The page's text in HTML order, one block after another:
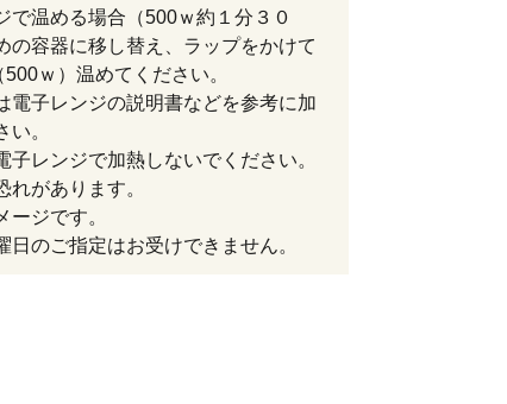
で温める場合（500ｗ約１分３０
の容器に移し替え、ラップをかけて
ｗ）温めてください。
電子レンジの説明書などを参考に加
い。
レンジで加熱しないでください。
れがあります。
ジです。
のご指定はお受けできません。